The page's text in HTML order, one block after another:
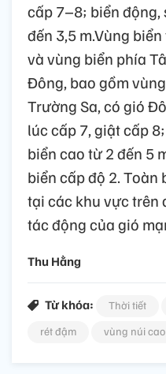
cấp 7–8; biển động,
đến 3,5 m.Vùng
và vùng biển phía
Đông, bao gồm
Trường Sa, có gió
lúc cấp 7, giật cấp
biển cao từ 2 đến 5
biển cấp độ 2.
tại các khu vực trên
tác động của gió
Thu Hằng
Từ khóa: Thời tiết
rét đậm
vùng núi cao